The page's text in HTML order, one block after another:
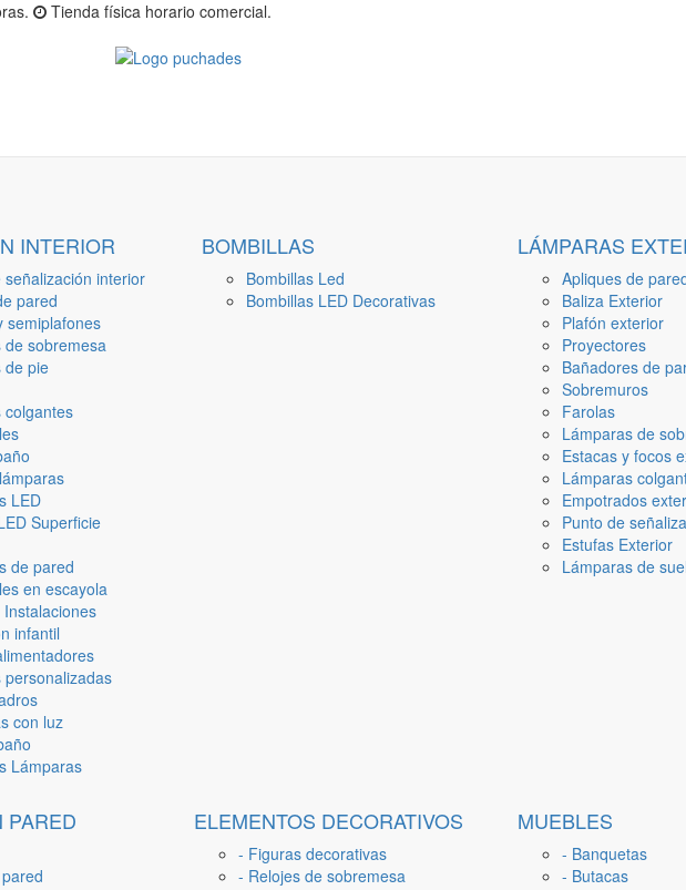
Tienda física horario comercial.
INTERIOR
señalización interior
pared
semiplafones
de sobremesa
de pie
colgantes
LED
Superficie
de pared
en escayola
infantil
personalizadas
con luz
Lámparas
BOMBILLAS
Bombillas Led
Bombillas LED Decorativas
LÁMPARAS
Apliques de
Baliza Exterior
Plafón exterior
Proyectores
Bañadores de
Sobremuros
Farolas
Lámparas de
Estacas y focos
Lámparas
Empotrados
Punto de
Estufas Exterior
Lámparas de
PARED ELEMENTOS DECORATIVOS
- Figuras decorativas
- Relojes de sobremesa
MUEBLES
- Banquetas
- Butacas